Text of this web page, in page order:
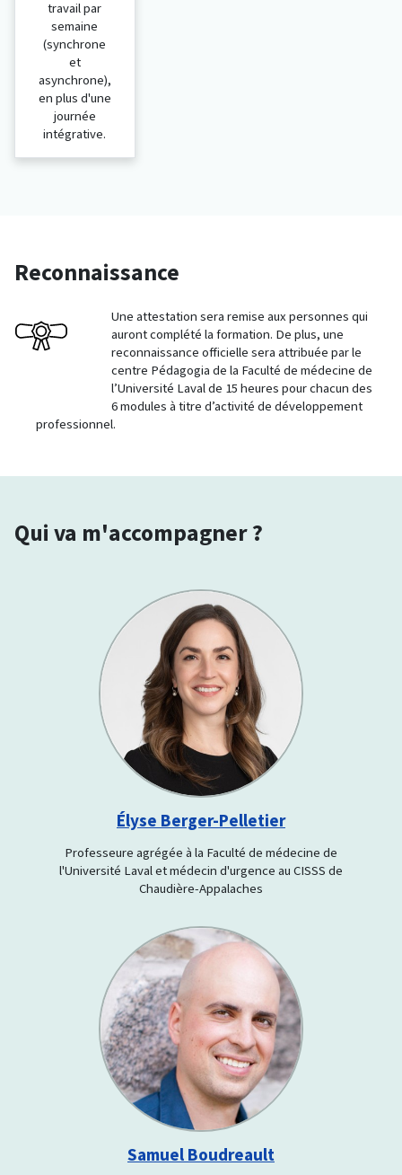
travail par
semaine
(synchrone
et
asynchrone),
en plus d'une
journée
intégrative.
Reconnaissance
Une attestation sera remise aux personnes qui
auront complété la formation. De plus, une
reconnaissance officielle sera attribuée par le
centre Pédagogia de la Faculté de médecine de
l’Université Laval de 15 heures pour chacun des
6 modules à titre d’activité de développement
professionnel.
Qui va m'accompagner ?
Élyse Berger-Pelletier
Professeure agrégée à la Faculté de médecine de
l'Université Laval et médecin d'urgence au CISSS de
Chaudière-Appalaches
Samuel Boudreault